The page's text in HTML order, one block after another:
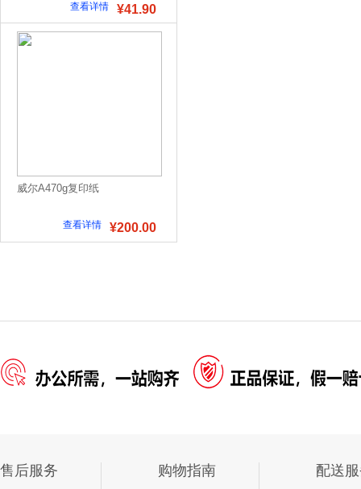
¥41.90
查看详情
威尔A470g复印纸
¥200.00
查看详情
售后服务 购物指南 配送